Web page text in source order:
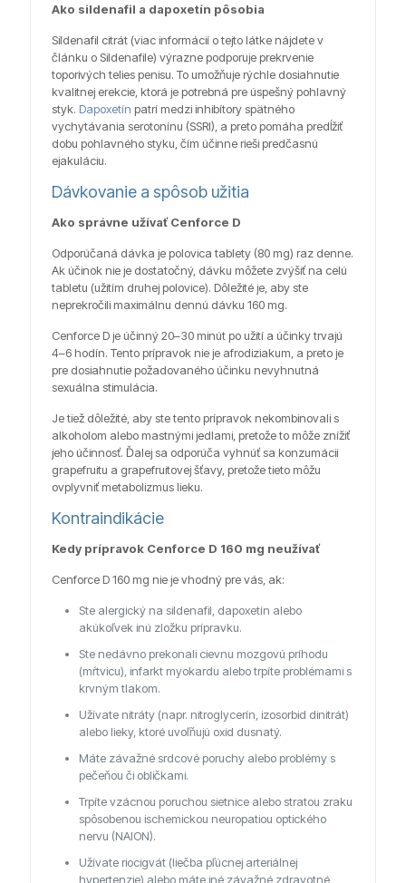
Ako sildenafil a dapoxetín pôsobia
Sildenafil citrát (viac informácií o tejto látke nájdete v
článku o Sildenafile) výrazne podporuje prekrvenie
toporivých telies penisu. To umožňuje rýchle dosiahnutie
kvalitnej erekcie, ktorá je potrebná pre úspešný pohlavný
styk. Dapoxetín patrí medzi inhibítory spätného
vychytávania serotonínu (SSRI), a preto pomáha predĺžiť
dobu pohlavného styku, čím účinne rieši predčasnú
ejakuláciu.
Dávkovanie a spôsob užitia
Ako správne užívať Cenforce D
Odporúčaná dávka je polovica tablety (80 mg) raz denne.
Ak účinok nie je dostatočný, dávku môžete zvýšiť na celú
tabletu (užitím druhej polovice). Dôležité je, aby ste
neprekročili maximálnu dennú dávku 160 mg.
Cenforce D je účinný 20–30 minút po užití a účinky trvajú
4–6 hodín. Tento prípravok nie je afrodiziakum, a preto je
pre dosiahnutie požadovaného účinku nevyhnutná
sexuálna stimulácia.
Je tiež dôležité, aby ste tento prípravok nekombinovali s
alkoholom alebo mastnými jedlami, pretože to môže znížiť
jeho účinnosť. Ďalej sa odporúča vyhnúť sa konzumácii
grapefruitu a grapefruitovej šťavy, pretože tieto môžu
ovplyvniť metabolizmus lieku.
Kontraindikácie
Kedy prípravok Cenforce D 160 mg neužívať
Cenforce D 160 mg nie je vhodný pre vás, ak:
Ste alergický na sildenafil, dapoxetín alebo
akúkoľvek inú zložku prípravku.
Ste nedávno prekonali cievnu mozgovú príhodu
(mŕtvicu), infarkt myokardu alebo trpíte problémami s
krvným tlakom.
Užívate nitráty (napr. nitroglycerín, izosorbid dinitrát)
alebo lieky, ktoré uvoľňujú oxid dusnatý.
Máte závažné srdcové poruchy alebo problémy s
pečeňou či obličkami.
Trpíte vzácnou poruchou sietnice alebo stratou zraku
spôsobenou ischemickou neuropatiou optického
nervu (NAION).
Užívate riocigvát (liečba pľúcnej arteriálnej
hypertenzie) alebo máte iné závažné zdravotné